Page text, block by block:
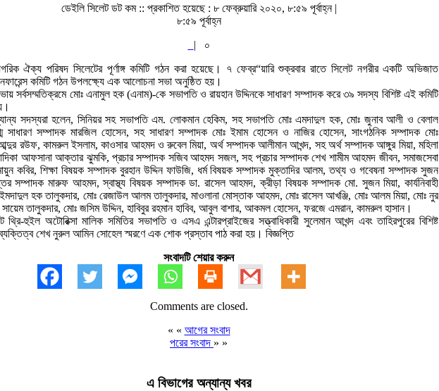
ডেইলি সিলেট ডট কম :: প্রকাশিত হয়েছে : ৮ ফেব্রুয়ারি ২০২০, ৮:৫৯ পূর্বাহ্ন |
৮:৫৯ পূর্বাহ্ন
|
০
ঐক্য পরিষদ সিলেটের পূর্ণাঙ্গ কমিটি গঠন করা হয়েছে। ৭ ফেব্র“য়ারি শুক্রবার রাতে সিলেট নগরীর একটি অভিজাত
কমিটি গঠন উপলক্ষ্যে এক আলোচনা সভা অনুষ্ঠিত হয়।
সর্বসম্মতিক্রমে মোঃ এনামুল হক (এনাম)-কে সভাপতি ও রায়হান উদ্দিনকে সাধারণ সম্পাদক করে ৩৯ সদস্য বিশিষ্ট এই কমিটি
সদস্যরা হলেন, সিনিয়র সহ সভাপতি এম. লোকমান হেকিম, সহ সভাপতি মোঃ এমদাদুল হক, মোঃ জুনাব আলী ও বেলাল
সাধারণ সম্পাদক মারজিল হোসেন, সহ সাধারণ সম্পাদক মোঃ ইমাম হোসেন ও নাজির হোসেন, সাংগঠনিক সম্পাদক মোঃ
রউফ, কামরুল ইসলাম, কাওসার আহমদ ও রুবেল মিয়া, অর্থ সম্পাদক আলীমান আখন্দ, সহ অর্থ সম্পাদক আঙ্গুর মিয়া, মহিলা
আফসানা আক্তার ঝুমকি, প্রচার সম্পাদক সজিব আহমদ সজল, সহ প্রচার সম্পাদক শেখ শামীম আহমদ জীবন, সমাজসেবা
কবির, শিক্ষা বিষয়ক সম্পাদক বুরহান উদ্দিন ফাউজি, ধর্ম বিষয়ক সম্পাদক মুক্তাদির আলম, তথ্য ও গবেষনা সম্পাদক সুজন
সম্পাদক মারুফ আহমদ, স্বাস্থ্য বিষয়ক সম্পাদক ডা. রাসেল আহমদ, ক্রীড়া বিষয়ক সম্পাদক মো. সুজন মিয়া, কার্যনিবাহী
হক তালুকদার, মোঃ রেজাউল আলম তালুকদার, মাওলানা মোস্তাক আহমদ, মোঃ রাসেল আখঞ্জি, মোঃ আলম মিয়া, মোঃ নুর
সায়েম তালুকদার, মোঃ জসিম উদ্দিন, হাবিবুর রহমান হাবিব, আবুল বাশার, আকমল হোসেন, ফরজে এমরান, কামরুল হাসান।
থ্রি-হুইল অটোরিক্সা মালিক সমিতির সভাপতি ও এসএ এন্টারপ্রাইজের সত্ত্বাধিকারী সুলেমান আখন্দ এবং তাহিরপুরের বিশিষ্ট
শেখ নুরুল আমিন সোহেল স্মরণে এক শোক প্রস্তাব পাঠ করা হয়। বিজ্ঞপ্তি
সংবাদটি শেয়ার করুন
Comments are closed.
« « আগের সংবাদ
পরের সংবাদ » »
এ বিভাগের অন্যান্য খবর